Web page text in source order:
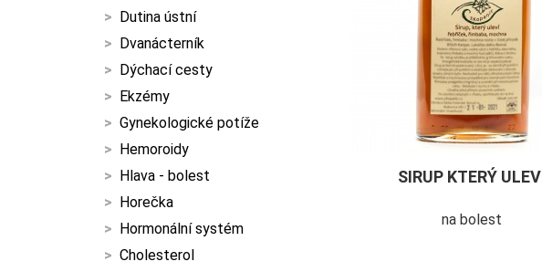
Dutina ústní
Dvanácterník
Dýchací cesty
Ekzémy
Gynekologické potíže
Hemoroidy
Hlava - bolest
Horečka
Hormonální systém
Cholesterol
SIRUP KTERÝ
na bolest